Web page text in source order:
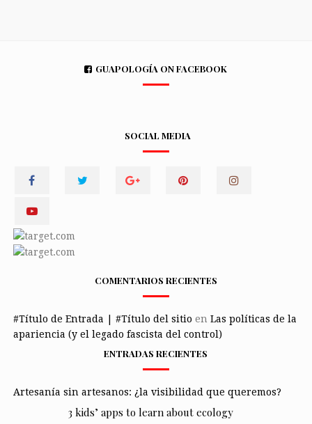
GUAPOLOGÍA ON FACEBOOK
SOCIAL MEDIA
COMENTARIOS RECIENTES
#Título de Entrada | #Título del sitio en Las políticas de la
apariencia (y el legado fascista del control)
ENTRADAS RECIENTES
Artesanía sin artesanos: ¿la visibilidad que queremos?
3 kids’ apps to learn about ecology